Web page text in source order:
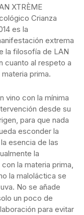
XTRÈME
Crianza
es la
extrema
la filosofía de LAN
cuanto al respeto a
materia prima.
vino con la mínima
desde su
para que nada
esconder la
esencia de las
la
la materia prima,
la maloláctica se
No se añade
un poco de
para evitar